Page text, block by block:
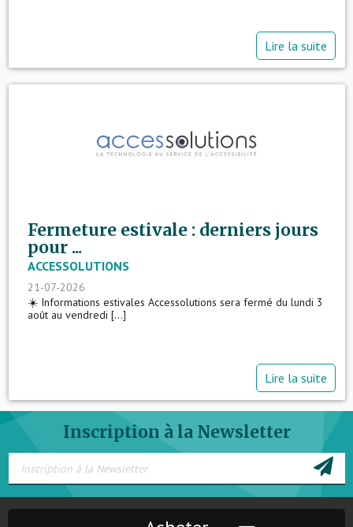
Lire la suite
Fermeture estivale : derniers jours
pour ...
ACCESSOLUTIONS
21-07-2026
☀️ Informations estivales Accessolutions sera fermé du lundi 3
août au vendredi [...]
Lire la suite
Inscription à la Newsletter